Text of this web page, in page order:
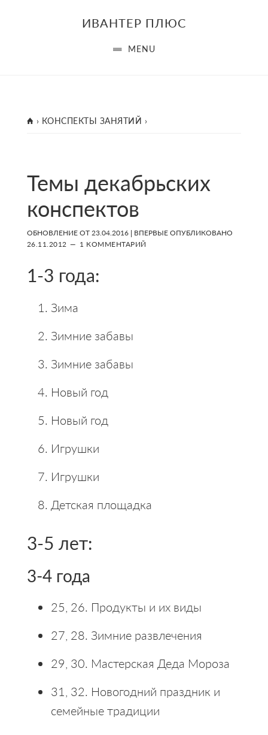
ИВАНТЕР ПЛЮС
MENU
ГЛАВНАЯ
› КОНСПЕКТЫ ЗАНЯТИЙ ›
Темы декабрьских
конспектов
ОБНОВЛЕНИЕ ОТ23.04.2016| ВПЕРВЫЕ ОПУБЛИКОВАНО
26.11.2012
1 КОММЕНТАРИЙ
1-3 года:
Зима
Зимние забавы
Зимние забавы
Новый год
Новый год
Игрушки
Игрушки
Детская площадка
3-5 лет:
3-4 года
25, 26. Продукты и их виды
27, 28. Зимние развлечения
29, 30. Мастерская Деда Мороза
31, 32. Новогодний праздник и
семейные традиции